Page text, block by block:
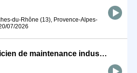
du-Rhône (13), Provence-Alpes-
07/2026
Ingénieur mécanicien de maintenance industriel / Itinérance (H/F)